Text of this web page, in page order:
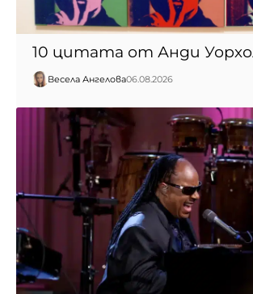
10 цитата от Анди
Весела Ангелова06.08.2026